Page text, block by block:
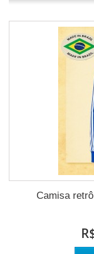
Camisa